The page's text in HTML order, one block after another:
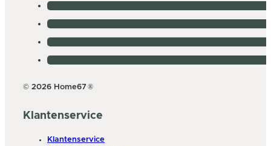
© 2026 Home67 ®
Klantenservice
Klantenservice